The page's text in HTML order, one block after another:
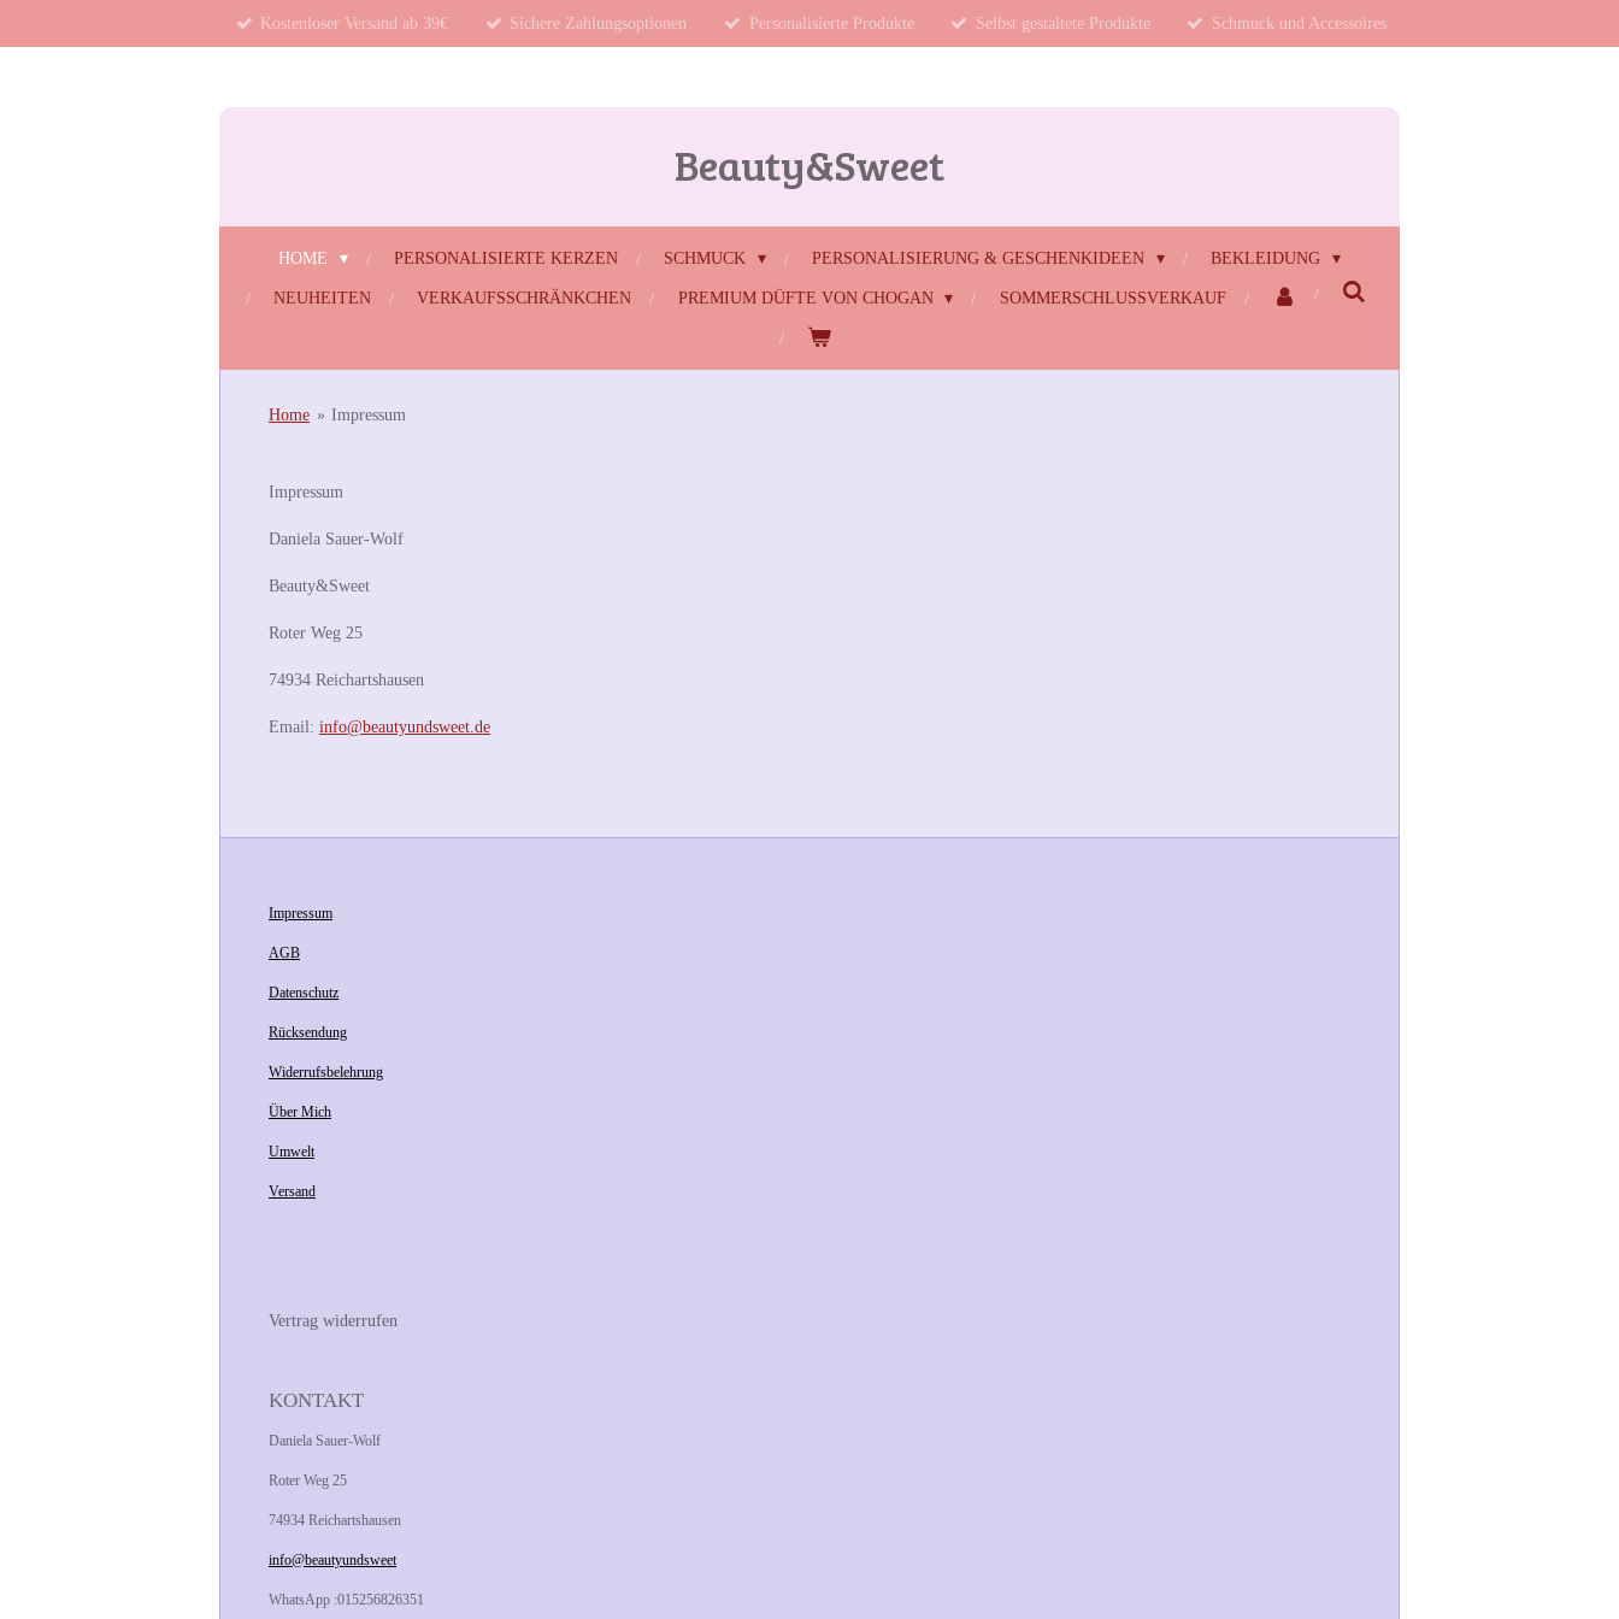
Kostenloser Versand ab 39€ Sichere Zahlungsoptionen Personalisierte Produkte Selbst gestaltete Produkte Schmuck und Accessoires
Beauty&Sweet
HOME PERSONALISIERTE KERZEN SCHMUCK PERSONALISIERUNG & GESCHENKIDEEN BEKLEIDUNG
NEUHEITEN VERKAUFSSCHRÄNKCHEN PREMIUM DÜFTE VON CHOGAN SOMMERSCHLUSSVERKAUF
Home » Impressum
Impressum
Daniela Sauer-Wolf
Beauty&Sweet
Roter Weg 25
74934 Reichartshausen
Email: info@beautyundsweet.de
Impressum
AGB
Datenschutz
Rücksendung
Widerrufsbelehrung
Über Mich
Umwelt
Versand
Vertrag widerrufen
KONTAKT
Daniela Sauer-Wolf
Roter Weg 25
74934 Reichartshausen
info@beautyundsweet
WhatsApp :015256826351